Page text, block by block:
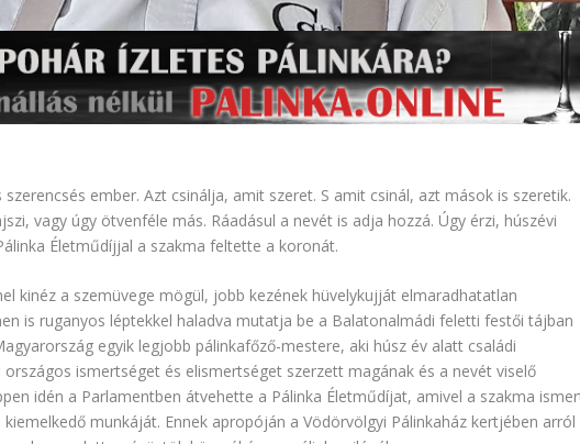
ember. Azt csinálja, amit szeret. S amit csinál, azt mások is szeretik.
vagy úgy ötvenféle más. Ráadásul a nevét is adja hozzá. Úgy érzi, húszévi
Életműdíjjal a szakma feltette a koronát.
kinéz a szemüvege mögül, jobb kezének hüvelykujját elmaradhatatlan
is ruganyos léptekkel haladva mutatja be a Balatonalmádi feletti festői tájban
egyik legjobb pálinkafőző-mestere, aki húsz év alatt családi
ismertséget és elismertséget szerzett magának és a nevét viselő
idén a Parlamentben átvehette a Pálinka Életműdíjat, amivel a szakma
munkáját. Ennek apropóján a Vödörvölgyi Pálinkaház kertjében arról